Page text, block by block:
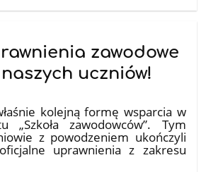
zawodowe
uczniów!
kolejną formę wsparcia w
„Szkoła zawodowców”. Tym
z powodzeniem ukończyli
uprawnienia z zakresu